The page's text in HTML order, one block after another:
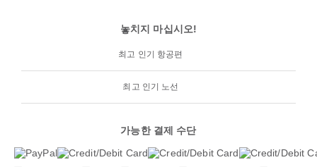
놓치지 마십시오!
최고 인기 항공편
최고 인기 노선
가능한 결제 수단